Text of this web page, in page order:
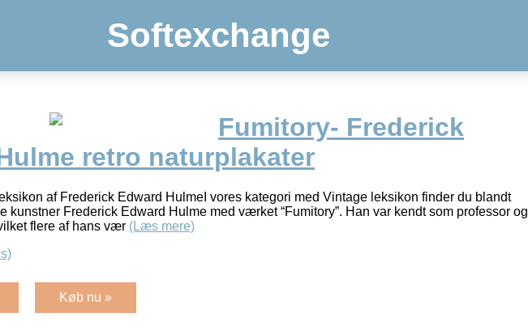
Softexchange
Fumitory- Frederick
retro naturplakater
af Frederick Edward HulmeI vores kategori med Vintage leksikon finder du blandt
kunstner Frederick Edward Hulme med værket “Fumitory”. Han var kendt som professor og
flere af hans vær (Læs mere)
Køb nu »